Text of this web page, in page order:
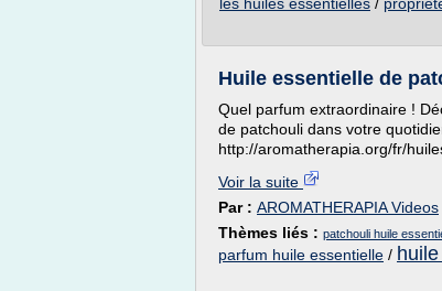
Huile essentielle de
Quel parfum extraordinaire !
de patchouli dans votre
http://aromatherapia.org/fr/
Voir la suite
Par : AROMATHERAPIA Videos
Thèmes liés : patchouli huile
parfum huile essentielle /